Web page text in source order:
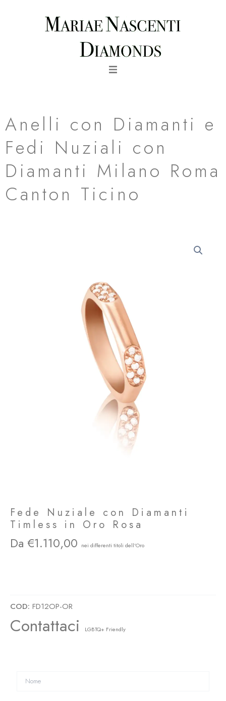
Anelli con Diamanti e
Fedi Nuziali con
Diamanti Milano Roma
Canton Ticino
Fede Nuziale con Diamanti
Timless in Oro Rosa
1.110,00
COD: FD12OP-OR
Contattaci LGBTQ+ Friendly